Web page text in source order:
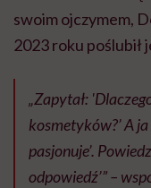
swoim ojczymem,
2023 roku poślubił
„Zapytał:
kosmetyków?’ A
pasjonuje’.
odpowiedź’” –